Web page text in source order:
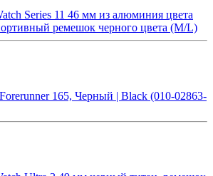
Series 11 46 мм из алюминия цвета
ремешок черного цвета (M/L)
165, Черный | Black (010-02863-